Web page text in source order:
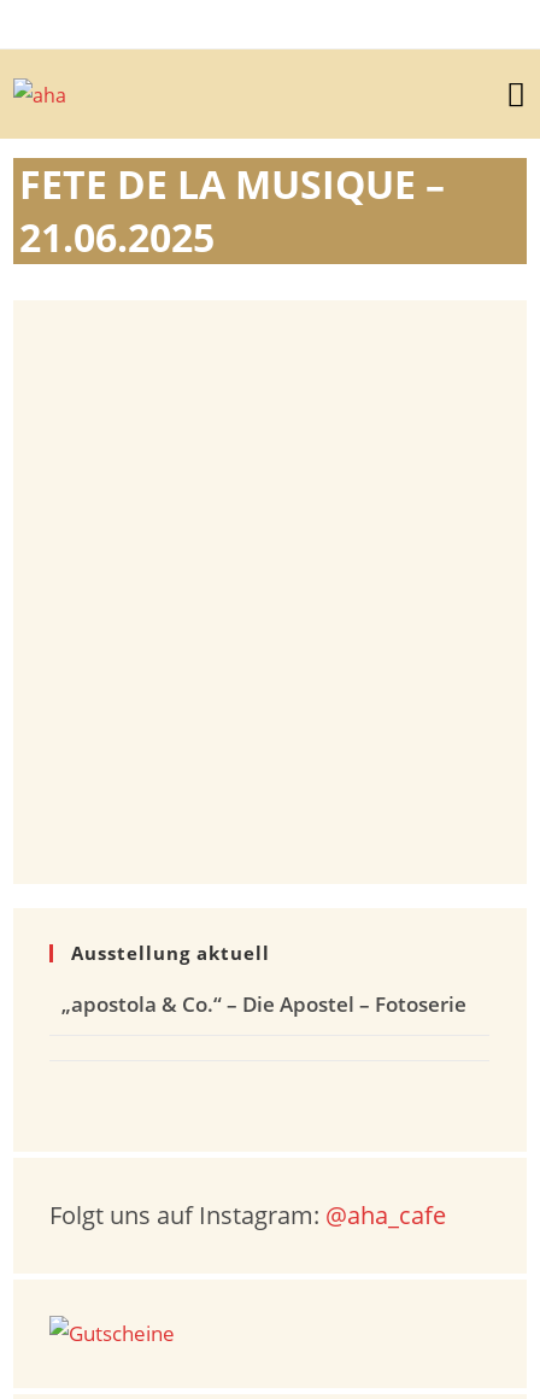
FETE DE LA MUSIQUE –
21.06.2025
Ausstellung aktuell
„apostola & Co.“ – Die Apostel – Fotoserie
Folgt uns auf Instagram: @aha_cafe